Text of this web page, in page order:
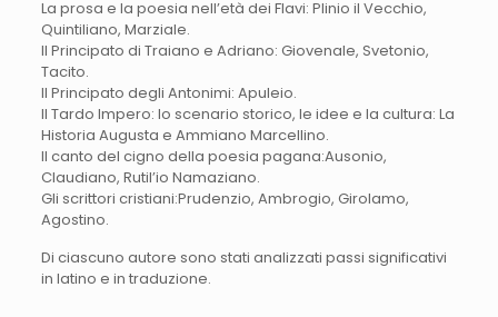
La prosa e la poesia nell’età dei Flavi: Plinio il Vecchio,
Quintiliano, Marziale.
Il Principato di Traiano e Adriano: Giovenale, Svetonio,
Tacito.
Il Principato degli Antonimi: Apuleio.
Il Tardo Impero: lo scenario storico, le idee e la cultura: La
Historia Augusta e Ammiano Marcellino.
Il canto del cigno della poesia pagana:Ausonio,
Claudiano, Rutil’io Namaziano.
Gli scrittori cristiani:Prudenzio, Ambrogio, Girolamo,
Agostino.
Di ciascuno autore sono stati analizzati passi significativi
in latino e in traduzione.